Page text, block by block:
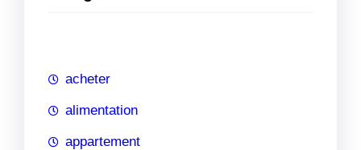
h
acheter
alimentation
appartement